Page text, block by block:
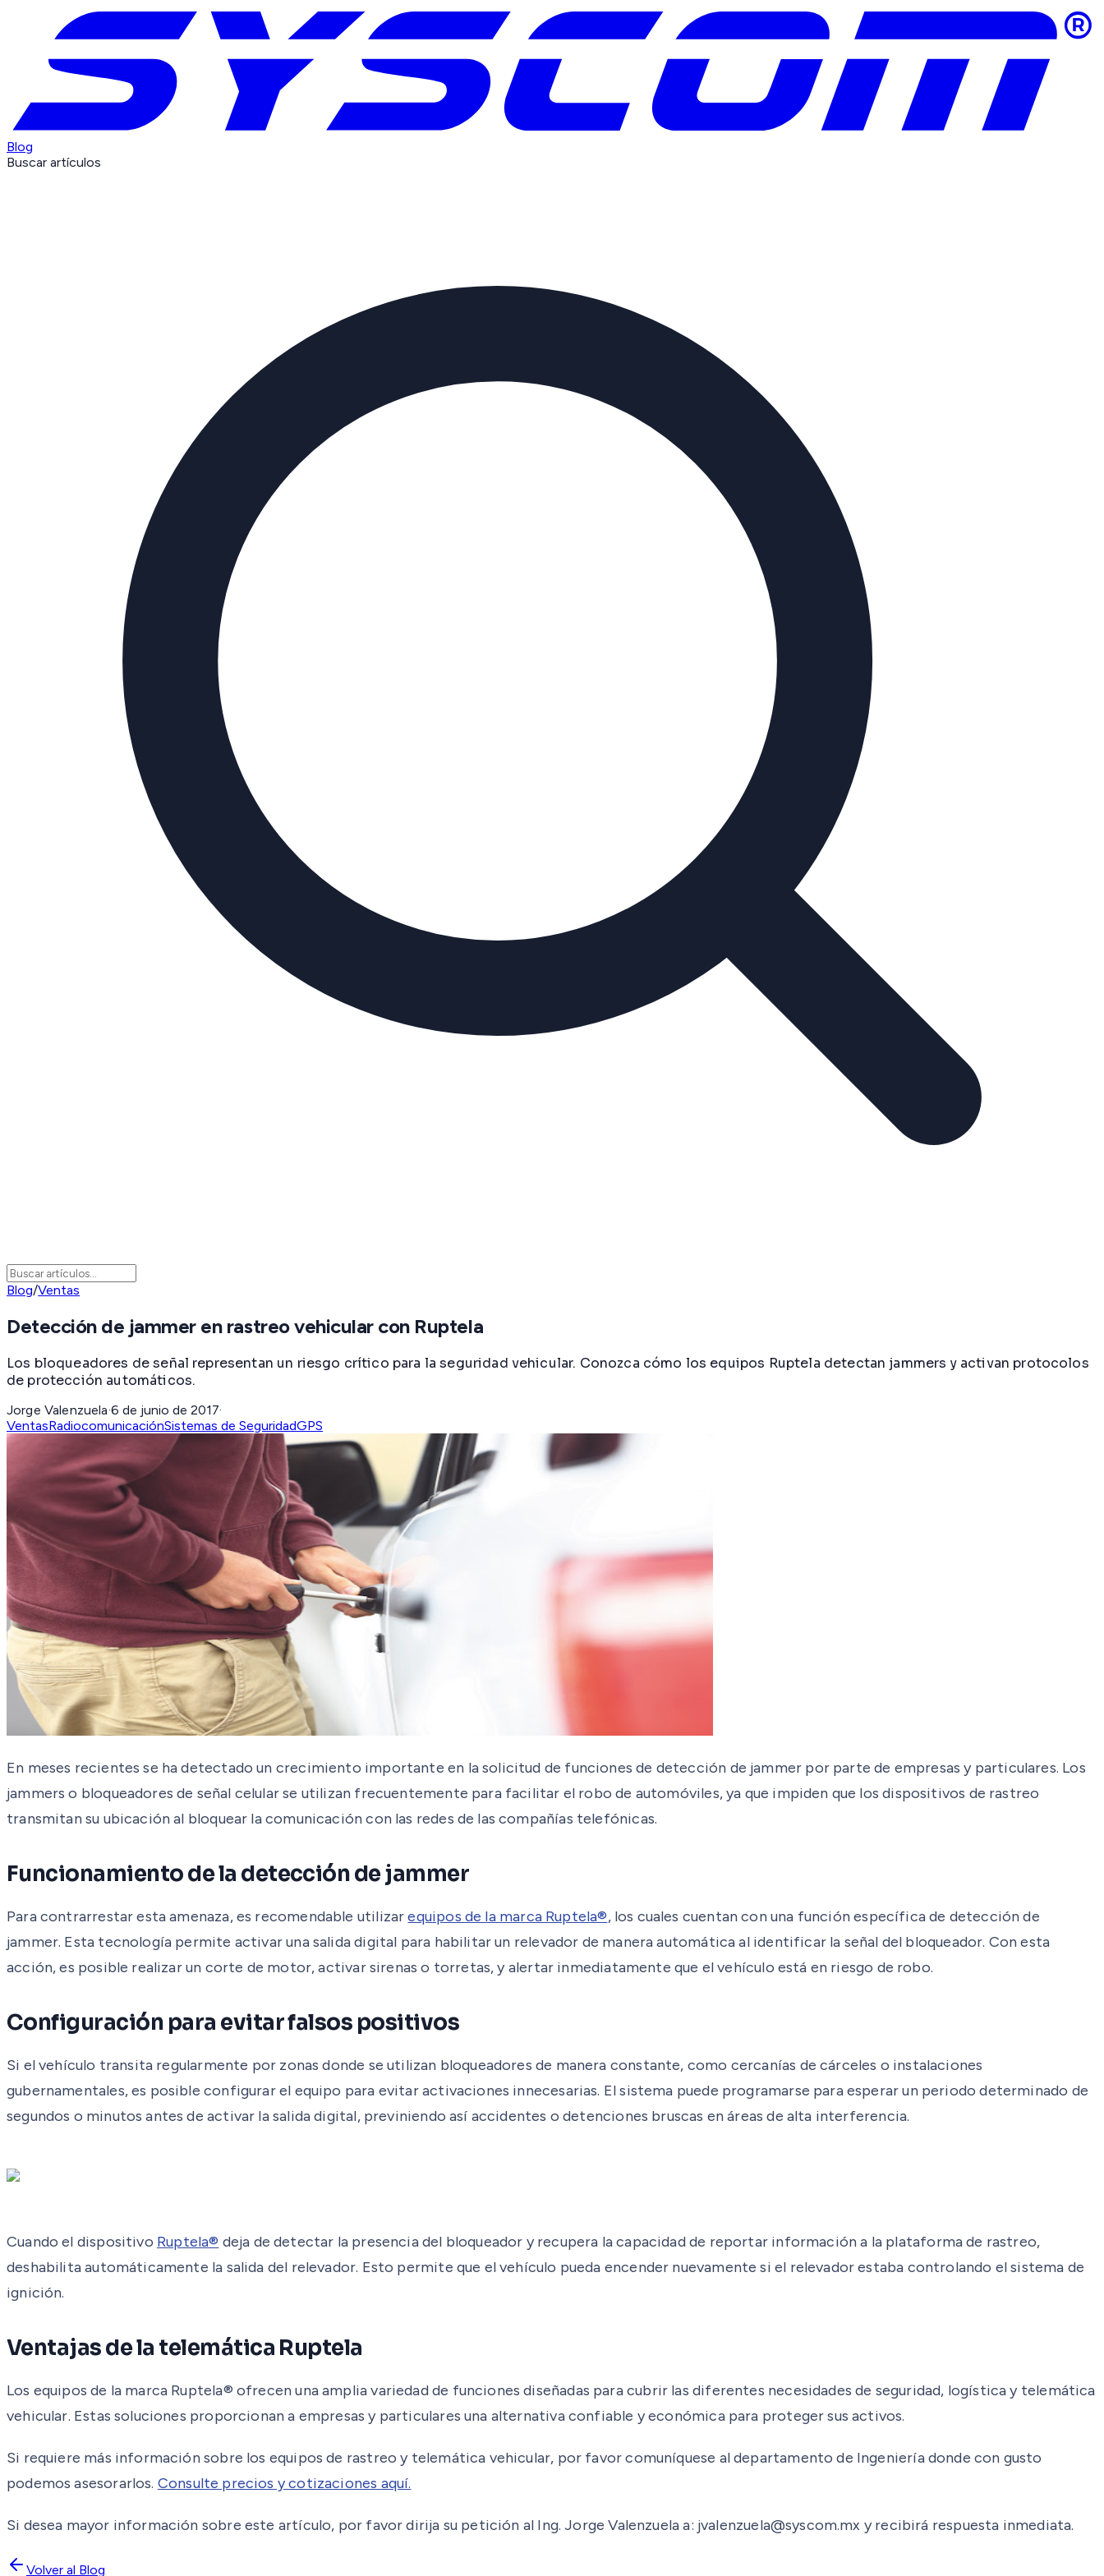
Blog
Buscar artículos
Blog/Ventas
Detección de jammer en rastreo vehicular con Ruptela
Los bloqueadores de señal representan un riesgo crítico para la seguridad vehicular. Conozca cómo los equipos Ruptela detectan jammers y activan protocolos
de protección automáticos.
Jorge Valenzuela·6 de junio de 2017·
VentasRadiocomunicaciónSistemas de SeguridadGPS
En meses recientes se ha detectado un crecimiento importante en la solicitud de funciones de detección de jammer por parte de empresas y particulares. Los
jammers o bloqueadores de señal celular se utilizan frecuentemente para facilitar el robo de automóviles, ya que impiden que los dispositivos de rastreo
transmitan su ubicación al bloquear la comunicación con las redes de las compañías telefónicas.
Funcionamiento de la detección de jammer
Para contrarrestar esta amenaza, es recomendable utilizarequipos de la marca Ruptela®, los cuales cuentan con una función específica de detección de
jammer. Esta tecnología permite activar una salida digital para habilitar un relevador de manera automática al identificar la señal del bloqueador. Con esta
acción, es posible realizar un corte de motor, activar sirenas o torretas, y alertar inmediatamente que el vehículo está en riesgo de robo.
Configuración para evitar falsos positivos
Si el vehículo transita regularmente por zonas donde se utilizan bloqueadores de manera constante, como cercanías de cárceles o instalaciones
gubernamentales, es posible configurar el equipo para evitar activaciones innecesarias. El sistema puede programarse para esperar un periodo determinado de
segundos o minutos antes de activar la salida digital, previniendo así accidentes o detenciones bruscas en áreas de alta interferencia.
Cuando el dispositivo Ruptela® deja de detectar la presencia del bloqueador y recupera la capacidad de reportar información a la plataforma de rastreo,
deshabilita automáticamente la salida del relevador. Esto permite que el vehículo pueda encender nuevamente si el relevador estaba controlando el sistema de
ignición.
Ventajas de la telemática Ruptela
Los equipos de la marca Ruptela® ofrecen una amplia variedad de funciones diseñadas para cubrir las diferentes necesidades de seguridad, logística y telemática
vehicular. Estas soluciones proporcionan a empresas y particulares una alternativa confiable y económica para proteger sus activos.
Si requiere más información sobre los equipos de rastreo y telemática vehicular, por favor comuníquese al departamento de Ingeniería donde con gusto
podemos asesorarlos. Consulte precios y cotizaciones aquí.
Si desea mayor información sobre este artículo, por favor dirija su petición al Ing. Jorge Valenzuela a: jvalenzuela@syscom.mx y recibirá respuesta inmediata.
Volver al Blog